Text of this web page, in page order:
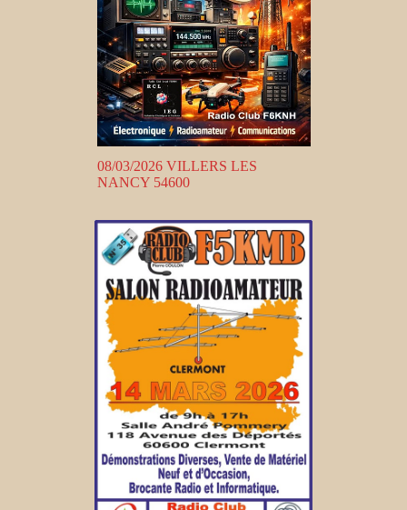
08/03/2026 VILLERS LES
NANCY 54600